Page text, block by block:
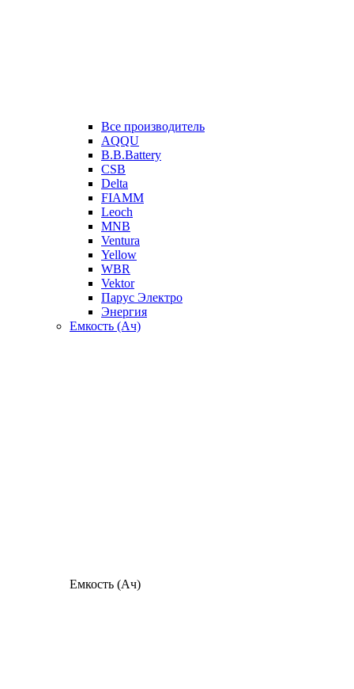
Все производитель
AQQU
B.B.Battery
CSB
Delta
FIAMM
Leoch
MNB
Ventura
Yellow
WBR
Vektor
Парус Электро
Энергия
Емкость (Ач)
Емкость (Ач)